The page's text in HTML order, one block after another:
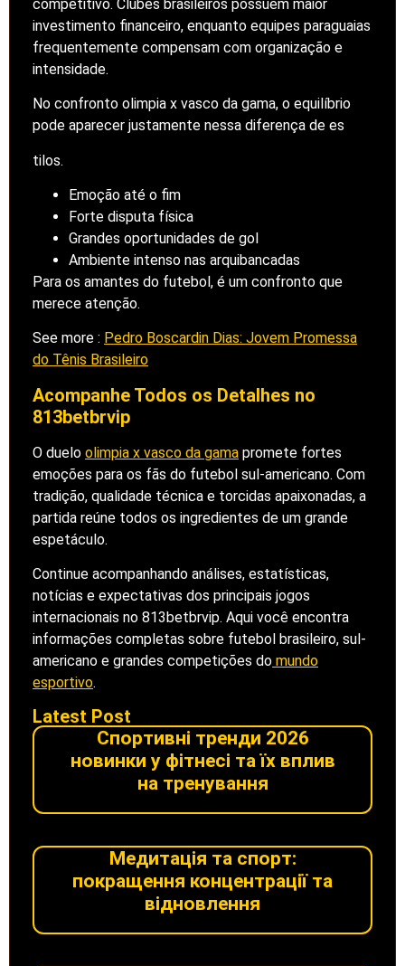
competitivo. Clubes brasileiros possuem maior
investimento financeiro, enquanto equipes paraguaias
frequentemente compensam com organização e
intensidade.
No confronto olimpia x vasco da gama, o equilíbrio
pode aparecer justamente nessa diferença de es
tilos.
Emoção até o fim
Forte disputa física
Grandes oportunidades de gol
Ambiente intenso nas arquibancadas
Para os amantes do futebol, é um confronto que
merece atenção.
See more : Pedro Boscardin Dias: Jovem Promessa
do Tênis Brasileiro
Acompanhe Todos os Detalhes no
813betbrvip
O duelo olimpia x vasco da gama promete fortes
emoções para os fãs do futebol sul-americano. Com
tradição, qualidade técnica e torcidas apaixonadas, a
partida reúne todos os ingredientes de um grande
espetáculo.
Continue acompanhando análises, estatísticas,
notícias e expectativas dos principais jogos
internacionais no 813betbrvip. Aqui você encontra
informações completas sobre futebol brasileiro, sul-
americano e grandes competições do mundo
esportivo.
Latest Post
Спортивні тренди 2026
новинки у фітнесі та їх вплив
на тренування
Медитація та спорт:
покращення концентрації та
відновлення